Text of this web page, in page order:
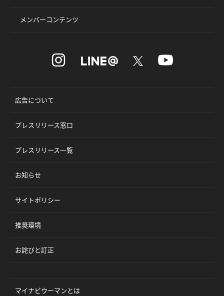
メンバーコンテンツ
広告について
プレスリリース窓口
プレスリリース一覧
お知らせ
サイトポリシー
推奨環境
お詫びと訂正
マイナビウーマンとは